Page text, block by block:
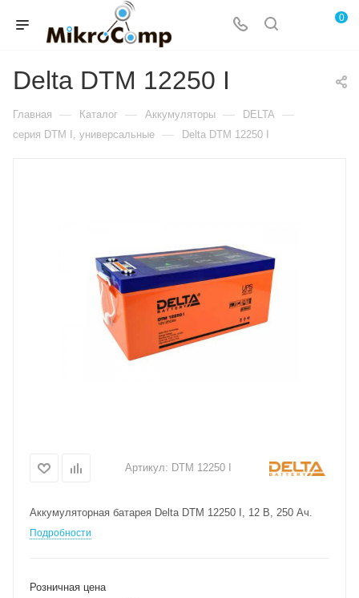
0
Delta DTM 12250 I
Главная — Каталог — Аккумуляторы — DELTA —
серия DTM I, универсальные — Delta DTM 12250 I
Артикул: DTM 12250 I
Аккумуляторная батарея Delta DTM 12250 I, 12 В, 250 Ач.
Подробности
Розничная цена